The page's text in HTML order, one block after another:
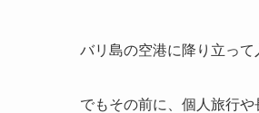
バリ島の空港に降り立って
でもその前に、個人旅行